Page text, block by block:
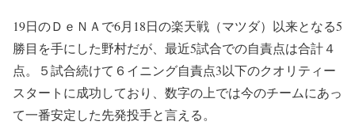
19日のＤｅＮＡで6月18日の楽天戦（マツダ）以来となる5
勝目を手にした野村だが、最近5試合での自責点は合計４
点。５試合続けて６イニング自責点3以下のクオリティー
スタートに成功しており、数字の上では今のチームにあっ
て一番安定した先発投手と言える。